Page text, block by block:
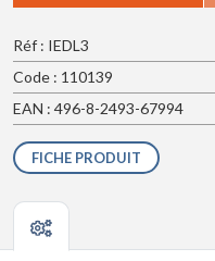
Réf : IEDL3
Code : 110139
EAN : 496-8-2493-67994
FICHE PRODUIT